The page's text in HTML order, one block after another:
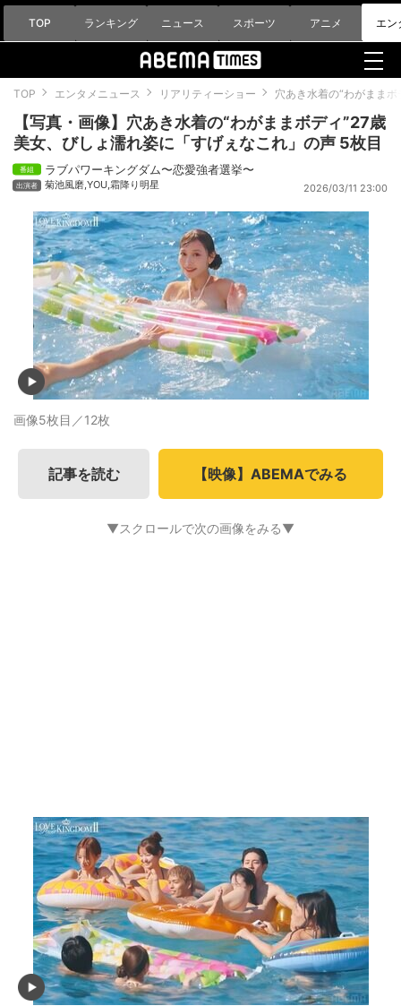
TOP ランキング ニュース スポーツ アニメ エン
TOP エンタメニュース リアリティーショー 穴あき水着の“わがまま
【写真・画像】穴あき水着の“わがままボディ”27歳
美女、びしょ濡れ姿に「すげぇなこれ」の声 5枚目
ラブパワーキングダム〜恋愛強者選挙〜
菊池風磨,YOU,霜降り明星 2026/03/11 23:00
画像5枚目／12枚
記事を読む 【映像】ABEMAでみる
▼スクロールで次の画像をみる▼